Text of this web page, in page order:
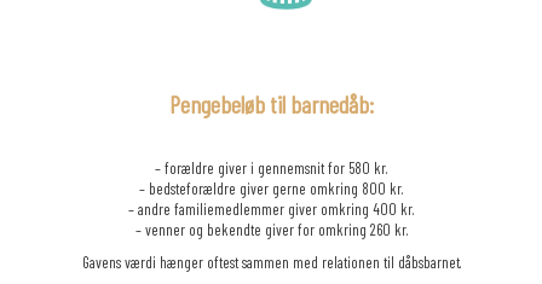
Pengebeløb til barnedåb:
– forældre giver i gennemsnit for 580 kr.
– bedsteforældre giver gerne omkring 800 kr.
– andre familiemedlemmer giver omkring 400 kr.
– venner og bekendte giver for omkring 260 kr.
Gavens værdi hænger oftest sammen med relationen til dåbsbarnet.